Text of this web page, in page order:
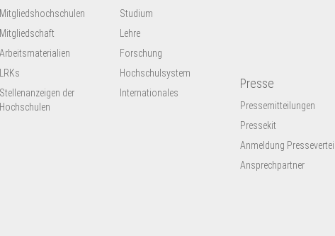
Mitgliedshochschulen
Mitgliedschaft
Arbeitsmaterialien
LRKs
Stellenanzeigen der
Hochschulen
Studium
Lehre
Forschung
Hochschulsystem
Internationales
Presse
Pressemitteilungen
Pressekit
Anmeldung
Ansprechpartner